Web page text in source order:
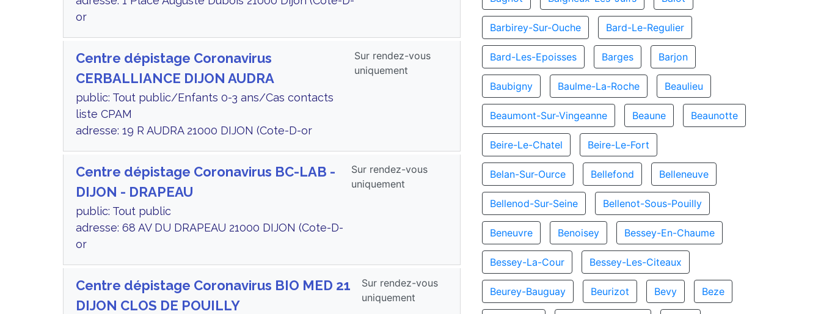
or
Centre dépistage Coronavirus
CERBALLIANCE DIJON AUDRA
public: Tout public/Enfants 0-3 ans/Cas contacts
liste CPAM
adresse: 19 R AUDRA 21000 DIJON (Cote-D-or
Sur rendez-vous
uniquement
Centre dépistage Coronavirus BC-LAB -
DIJON - DRAPEAU
public: Tout public
adresse: 68 AV DU DRAPEAU 21000 DIJON (Cote-D-
or
Sur rendez-vous
uniquement
Centre dépistage Coronavirus BIO MED 21
DIJON CLOS DE POUILLY
Sur rendez-vous
uniquement
Barbirey-Sur-Ouche Bard-Le-Regulier
Bard-Les-Epoisses Barges Barjon
Baubigny Baulme-La-Roche Beaulieu
Beaumont-Sur-Vingeanne Beaune Beaunotte
Beire-Le-Chatel Beire-Le-Fort
Belan-Sur-Ource Bellefond Belleneuve
Bellenod-Sur-Seine Bellenot-Sous-Pouilly
Beneuvre Benoisey Bessey-En-Chaume
Bessey-La-Cour Bessey-Les-Citeaux
Beurey-Bauguay Beurizot Bevy Beze